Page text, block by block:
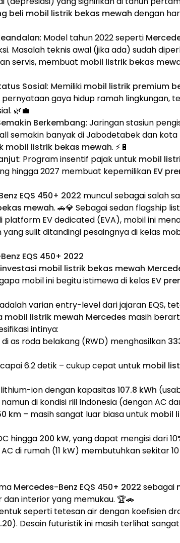
beli mobil listrik bekas mewah dengan
: Model tahun 2022 seperti
Masalah teknis awal (jika ada) sudah
servis, membuat mobil listrik bekas
Sosial: Memiliki mobil listrik premium
gaya hidup ramah lingkungan,
🌿💼
Berkembang: Jaringan stasiun
semakin banyak di Jabodetabek dan kota
mobil listrik bekas mewah. ⚡🔋
: Program insentif pajak untuk mobil
hingga 2027 membuat kepemilikan EV
EQS 450+ 2022 muncul sebagai salah
mewah. 🚗💎 Sebagai sedan flagship
platform EV dedicated (EVA), mobil ini
sulit ditandingi pesaingnya di kelas
EQS 450+ 2022
mobil listrik bekas mewah
mobil ini begitu istimewa di kelas EV
adalah varian entry-level dari jajaran EQS,
mobil listrik mewah Mercedes masih
intinya:
as roda belakang (RWD) menghasilkan
6.2 detik – cukup cepat untuk mobil
ion dengan kapasitas107.8 kWh
namun di kondisi riil Indonesia (dengan AC
km – masih sangat luar biasa untuk mobil
hingga 200 kW, yang dapat mengisi dari
di rumah (11 kW) membutuhkan sekitar 10
Mercedes-Benz EQS 450+ 2022 sebagai
dan interior yang memukau. 🏆🚗
seperti tetesan air dengan koefisien
). Desain futuristik ini masih terlihat